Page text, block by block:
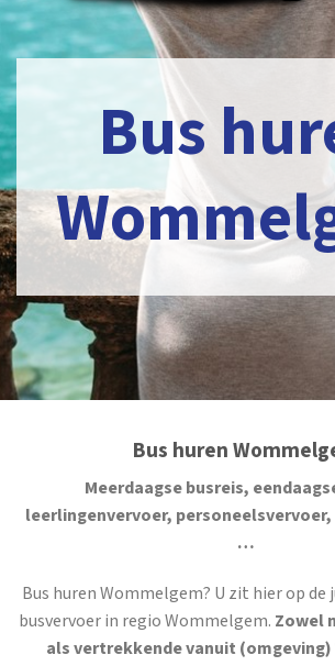
Bus
Bus huren
Meerdaagse busreis,
leerlingenvervoer,
…
Bus huren Wommelgem? U zit hier op
busvervoer in regio Wommelgem. Zowel
als vertrekkende vanuit